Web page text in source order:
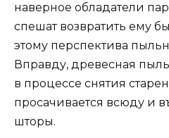
наверное обладатели
спешат возвратить ему
этому перспектива
Вправду, древесная
в процессе снятия
просачивается всюду и
шторы.